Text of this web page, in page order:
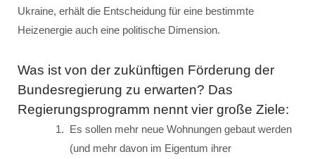
Ukraine, erhält die Entscheidung für eine bestimmte
Heizenergie auch eine politische Dimension.
Was ist von der zukünftigen Förderung der
Bundesregierung zu erwarten? Das
Regierungsprogramm nennt vier große Ziele:
Es sollen mehr neue Wohnungen gebaut werden
(und mehr davon im Eigentum ihrer